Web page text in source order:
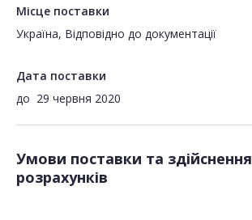
Місце поставки
Україна, Відповідно до документації
Дата поставки
до 29 червня 2020
Умови поставки та здійснення
розрахунків